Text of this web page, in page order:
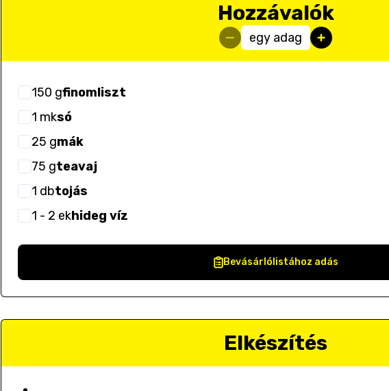
Hozzávalók
egy adag
150 gfinomliszt
1 mksó
25 gmák
75 gteavaj
1 dbtojás
1 - 2 ekhideg víz
Bevásárlólistához adás
Elkészítés